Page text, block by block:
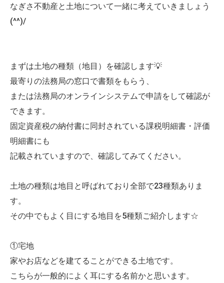
なぎさ不動産と土地について一緒に考えていきましょう
(^^)/
まずは土地の種類（地目）を確認します💡
最寄りの法務局の窓口で書類をもらう、
または法務局のオンラインシステムで申請をして確認が
できます。
固定資産税の納付書に同封されている課税明細書・評価
明細書にも
記載されていますので、確認してみてください。
土地の種類は地目と呼ばれており全部で23種類ありま
す。
その中でもよく目にする地目を5種類ご紹介します☆
①宅地
家やお店などを建てることができる土地です。
こちらが一般的によく耳にする名前かと思います。